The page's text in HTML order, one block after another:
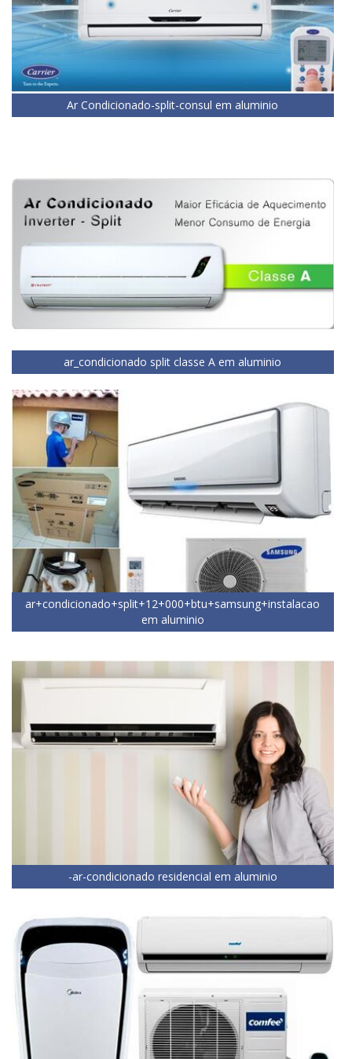
Ar Condicionado-split-consul em aluminio
ar_condicionado split classe A em aluminio
ar+condicionado+split+12+000+btu+samsung+instalacao
em aluminio
-ar-condicionado residencial em aluminio